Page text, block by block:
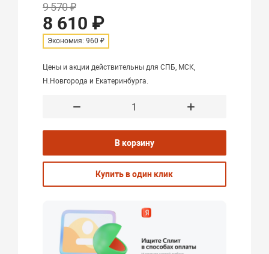
9 570 ₽
8 610 ₽
Экономия: 960 ₽
Цены и акции действительны для СПБ, МСК,
Н.Новгорода и Екатеринбурга.
В корзину
Купить в один клик